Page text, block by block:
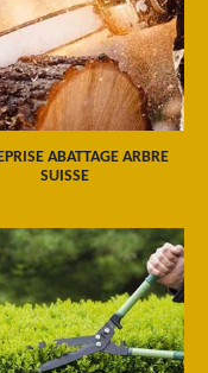
ABATTAGE ARBRE
SUISSE